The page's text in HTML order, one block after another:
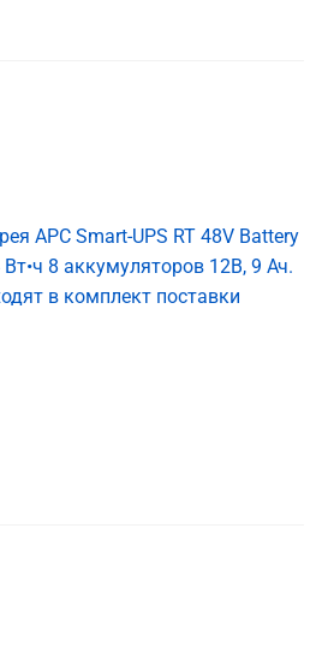
APC Smart-UPS RT 48V Battery
8 аккумуляторов 12В, 9 Ач.
в комплект поставки